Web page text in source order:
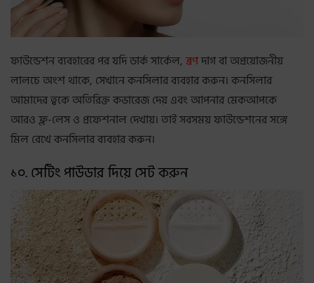
ফাউন্ডেশন ব্যবহারের পর যদি ডার্ক সার্কেল,ব্রণদাগ বা অপ্রয়োজনীয়
লালচে অংশ থাকে, সেখানে কনসিলার ব্যবহার করুন। কনসিলার
আমাদের ত্বকে অতিরিক্ত কভারেজ দেয় এবং আপনার মেকআপকে
আরও ফ্ল-লেস ও প্রফেশনাল দেখায়। তাই সবসময় ফাউন্ডেশনের সঙ্গে
মিল রেখে কনসিলার ব্যবহার করুন।
১০. সেটিং পাউডার দিয়ে সেট করুন